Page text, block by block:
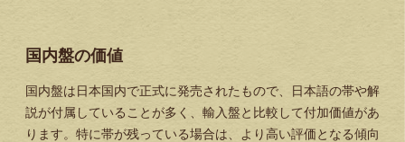
国内盤の価値
国内盤は日本国内で正式に発売されたもので、日本語の帯や解
説が付属していることが多く、輸入盤と比較して付加価値があ
ります。特に帯が残っている場合は、より高い評価となる傾向